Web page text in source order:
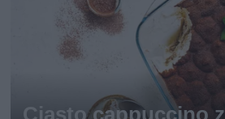
Ciasto cappuccino z